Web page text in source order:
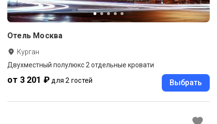
Отель Москва
Курган
Двухместный полулюкс 2 отдельные кровати
от 3 201 ₽ для 2 гостей Выбрать